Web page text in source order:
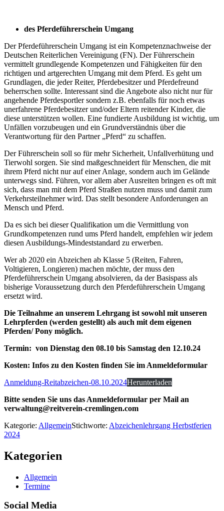
des Pferdeführerschein Umgang
Der Pferdeführerschein Umgang ist ein Kompetenznachweise der
Deutschen Reiterlichen Vereinigung (FN). Der Führerschein
vermittelt grundlegende Kompetenzen und Fähigkeiten für den
richtigen und artgerechten Umgang mit dem Pferd. Es geht um
Grundlagen, die jeder Reiter, Pferdebesitzer und Pferdefreund
beherrschen sollte. Interessant sind die Angebote also nicht nur für
angehende Pferdesportler sondern z.B. ebenfalls für noch etwas
unerfahrene Pferdebesitzer und/oder Eltern reitender Kinder, die
diese unterstützen wollen. Eine fundierte Ausbildung ist wichtig, um
Unfällen vorzubeugen und ein Grundverständnis über die
Verantwortung für den Partner „Pferd“ zu schaffen.
Der Führerschein soll so für mehr Sicherheit, Unfallverhütung und
Tierwohl sorgen. Sie sind maßgeschneidert für Menschen, die mit
ihrem Pferd nicht nur auf einer Anlage, sondern auch im Gelände
unterwegs sind. Führen, vor allem aber Ausreiten bringen es oft mit
sich, dass man mit dem Pferd Straßen nutzen muss und damit zum
Verkehrsteilnehmer wird. Das stellt besondere Anforderungen an
Mensch und Pferd.
Da es sich bei dieser Qualifikation um die Vermittlung von
Grundkompetenzen rund ums Pferd handelt, empfehlen wir jedem
diesen Ausbildungs-Mindeststandard zu erwerben.
Wer ab 2020 ein Abzeichen ab Klasse 5 (Reiten, Fahren,
Voltigieren, Longieren) machen möchte, der muss den
Pferdeführerschein Umgang absolvieren, da der Basispass als
bisherige Voraussetzung durch den Pferdeführerschein Umgang
ersetzt wird.
Die Teilnahme an unserem Lehrgang ist sowohl mit unseren
Lehrpferden (werden gestellt) als auch mit dem eigenen
Pferden/ Pony möglich.
Termin: von Dienstag den 08.10 bis Samstag den 12.10.24
Kosten: Infos zu den Kosten finden Sie im Anmeldeformular
Anmeldung-Reitabzeichen-08.10.2024Herunterladen
Bitte senden Sie uns das Anmeldeformular per Mail an
verwaltung@reitverein-cremlingen.com
Kategorie: AllgemeinStichworte: Abzeichenlehrgang Herbstferien
2024
Kategorien
Allgemein
Termine
Social Media